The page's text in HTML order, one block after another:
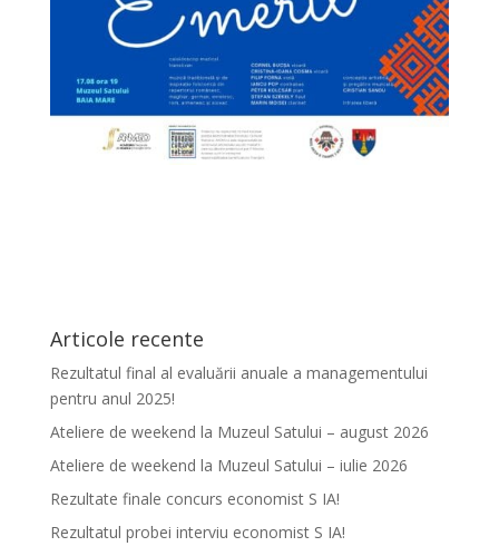
Articole recente
Rezultatul final al evaluării anuale a managementului
pentru anul 2025!
Ateliere de weekend la Muzeul Satului – august 2026
Ateliere de weekend la Muzeul Satului – iulie 2026
Rezultate finale concurs economist S IA!
Rezultatul probei interviu economist S IA!